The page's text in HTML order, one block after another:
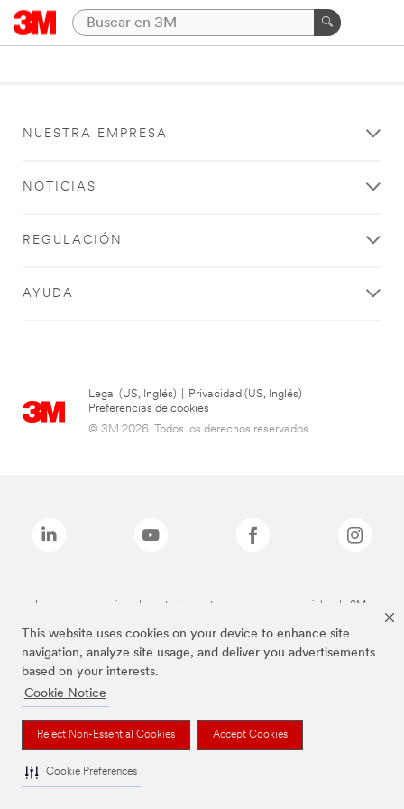
This website uses cookies on your device to enhance site
navigation, analyze site usage, and deliver you advertisements
based on your interests.
Cookie Notice
Reject Non-Essential Cookies Accept Cookies
Cookie Preferences
NUESTRA EMPRESA
NOTICIAS
REGULACIÓN
AYUDA
Legal (US, Inglés) Privacidad (US, Inglés)
Preferencias de cookies
© 3M 2026. Todos los derechos reservados..
Las marcas mencionadas anteriormente son marcas comerciales de 3M.